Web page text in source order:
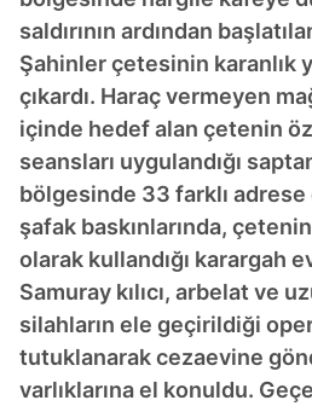
saldırının ardından
Şahinler çetesinin karanlık
çıkardı. Haraç vermeyen
içinde hedef alan çetenin
seansları uygulandığı
bölgesinde 33 farklı adrese
şafak baskınlarında,
olarak kullandığı karargah
Samuray kılıcı, arbelat ve
silahların ele geçirildiği
tutuklanarak cezaevine
varlıklarına el konuldu.